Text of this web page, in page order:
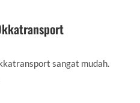
sangat mudah.